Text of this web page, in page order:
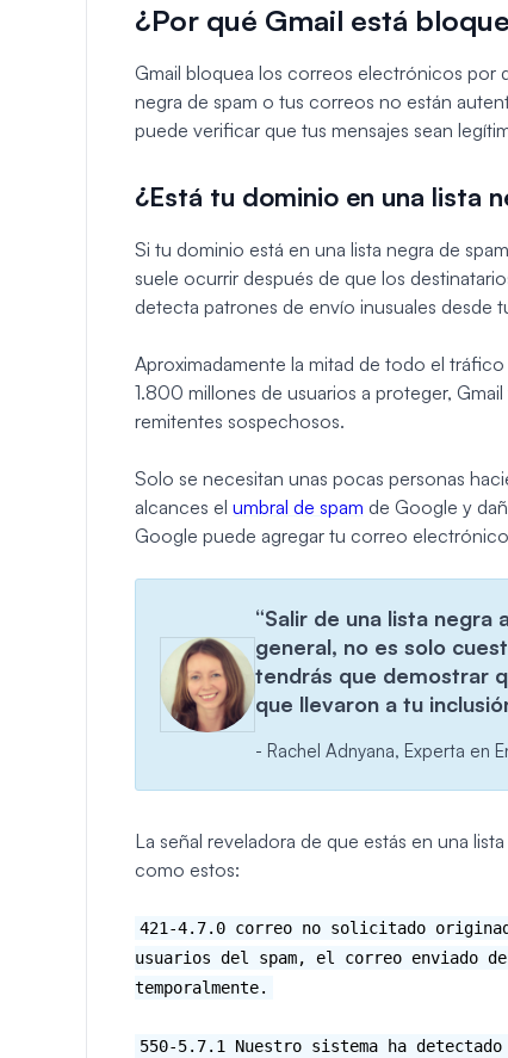
¿Por qué Gmail está
Gmail bloquea los correos electrónicos por
negra de spam o tus correos no están
puede verificar que tus mensajes sean
¿Está tu dominio en una lista
Si tu dominio está en una lista negra de
suele ocurrir después de que los
detecta patrones de envío inusuales desde
Aproximadamente la mitad de todo el
1.800 millones de usuarios a proteger,
remitentes sospechosos.
Solo se necesitan unas pocas personas
alcances el umbral de spam de Google y
Google puede agregar tu correo
“Salir de una lista negra
general, no es solo
tendrás que demostrar
que llevaron a tu
- Rachel Adnyana, Experta en
La señal reveladora de que estás en una
como estos:
421-4.7.0 correo no solicitado
usuarios del spam, el correo enviado
temporalmente.
550-5.7.1 Nuestro sistema ha